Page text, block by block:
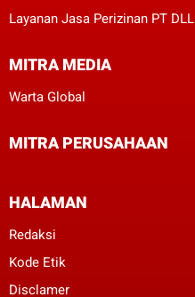
Layanan Jasa Perizinan PT DLL
MITRA MEDIA
Warta Global
MITRA PERUSAHAAN
HALAMAN
Redaksi
Kode Etik
Disclamer